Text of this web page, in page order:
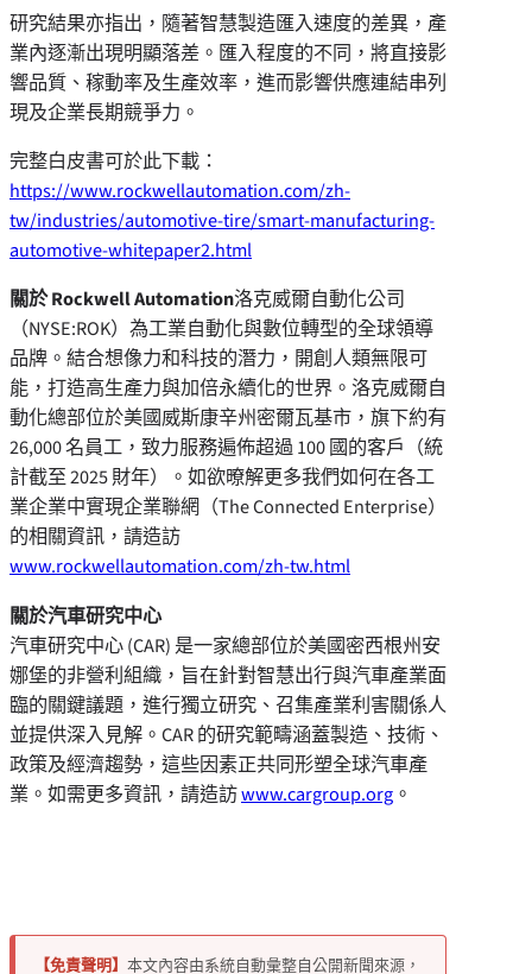
研究結果亦指出，隨著智慧製造匯入速度的差異，產
業內逐漸出現明顯落差。匯入程度的不同，將直接影
響品質、稼動率及生產效率，進而影響供應連結串列
現及企業長期競爭力。
完整白皮書可於此下載：
https://www.rockwellautomation.com/zh-
tw/industries/automotive-tire/smart-manufacturing-
automotive-whitepaper2.html
關於Rockwell Automation洛克威爾自動化公司
（NYSE:ROK）為工業自動化與數位轉型的全球領導
品牌。結合想像力和科技的潛力，開創人類無限可
能，打造高生產力與加倍永續化的世界。洛克威爾自
動化總部位於美國威斯康辛州密爾瓦基市，旗下約有
26,000 名員工，致力服務遍佈超過 100 國的客戶（統
計截至 2025 財年）。如欲暸解更多我們如何在各工
業企業中實現企業聯網（The Connected Enterprise）
的相關資訊，請造訪
www.rockwellautomation.com/zh-tw.html
關於汽車研究中心
汽車研究中心 (CAR) 是一家總部位於美國密西根州安
娜堡的非營利組織，旨在針對智慧出行與汽車產業面
臨的關鍵議題，進行獨立研究、召集產業利害關係人
並提供深入見解。CAR 的研究範疇涵蓋製造、技術、
政策及經濟趨勢，這些因素正共同形塑全球汽車產
業。如需更多資訊，請造訪www.cargroup.org 。
【免責聲明】 本文內容由系統自動彙整自公開新聞來源，